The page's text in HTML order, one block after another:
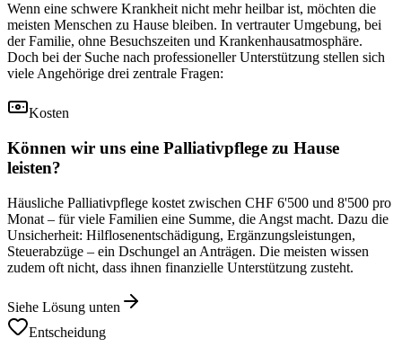
Wenn eine schwere Krankheit nicht mehr heilbar ist, möchten die
meisten Menschen zu Hause bleiben. In vertrauter Umgebung, bei
der Familie, ohne Besuchszeiten und Krankenhausatmosphäre.
Doch bei der Suche nach professioneller Unterstützung stellen sich
viele Angehörige drei zentrale Fragen:
Kosten
Können wir uns eine Palliativpflege zu Hause
leisten?
Häusliche Palliativpflege kostet zwischen CHF 6'500 und 8'500 pro
Monat – für viele Familien eine Summe, die Angst macht. Dazu die
Unsicherheit: Hilflosenentschädigung, Ergänzungsleistungen,
Steuerabzüge – ein Dschungel an Anträgen. Die meisten wissen
zudem oft nicht, dass ihnen finanzielle Unterstützung zusteht.
Siehe Lösung unten
Entscheidung